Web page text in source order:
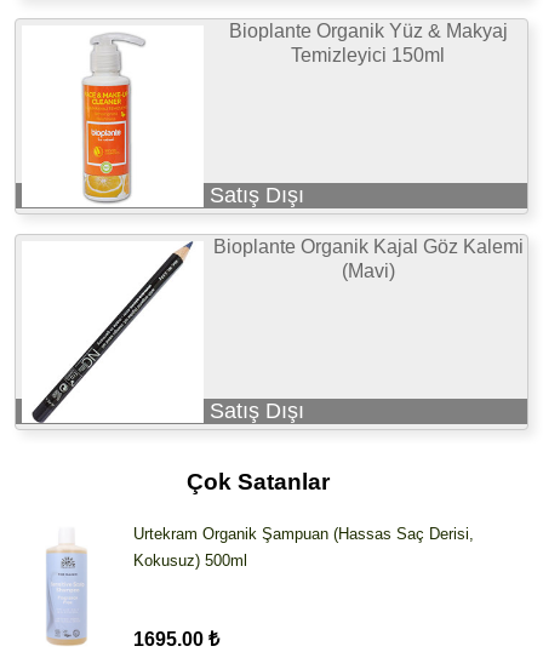
Bioplante Organik Yüz & Makyaj
Temizleyici 150ml
Satış Dışı
Bioplante Organik Kajal Göz Kalemi
(Mavi)
Satış Dışı
Çok Satanlar
Urtekram Organik Şampuan (Hassas Saç Derisi,
Kokusuz) 500ml
1695.00 ₺